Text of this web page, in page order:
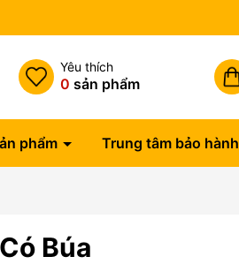
Yêu thích
0 sản phẩm
phẩm Trung tâm bảo hành
Búa